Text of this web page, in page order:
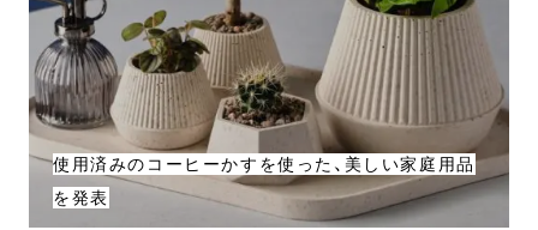
使用済みのコーヒーかすを使った、美しい家庭用品
を発表